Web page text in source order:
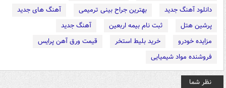
دانلود آهنگ جدید
بهترین جراح بینی ترمیمی
آهنگ های جدید
پرشین هتل
ثبت نام بیمه اربعین
آهنگ جدید
مزایده خودرو
خرید بلیط استخر
قیمت ورق آهن پرایس
فروشنده مواد شیمیایی
نظر شما